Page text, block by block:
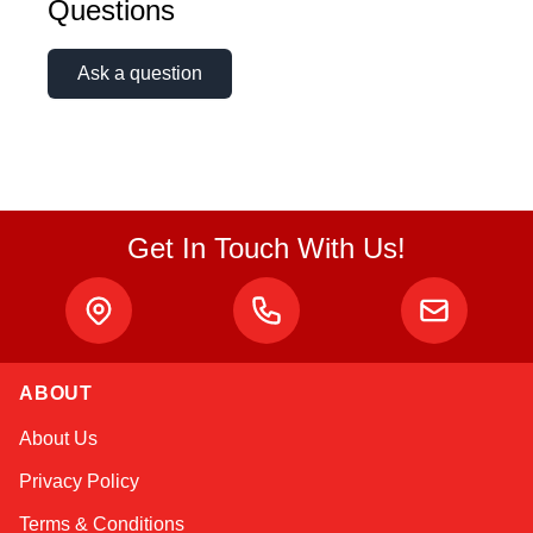
Questions
Ask a question
Get In Touch With Us!
ABOUT
About Us
Privacy Policy
Terms & Conditions